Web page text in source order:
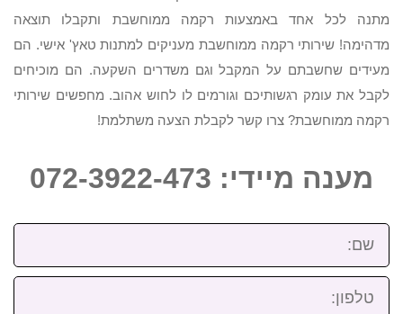
מתנה לכל אחד באמצעות רקמה ממוחשבת ותקבלו תוצאה
מדהימה! שירותי רקמה ממוחשבת מעניקים למתנות טאץ' אישי. הם
מעידים שחשבתם על המקבל וגם משדרים השקעה. הם מוכיחים
לקבל את עומק רגשותיכם וגורמים לו לחוש אהוב. מחפשים שירותי
רקמה ממוחשבת? צרו קשר לקבלת הצעה משתלמת!
מענה מיידי: 072-3922-473
שם:
טלפון: